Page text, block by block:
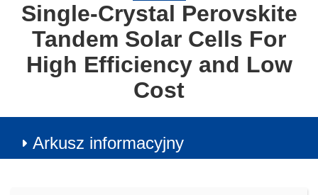
Single-Crystal Perovskite
Tandem Solar Cells For
High Efficiency and Low
Cost
Arkusz informacyjny